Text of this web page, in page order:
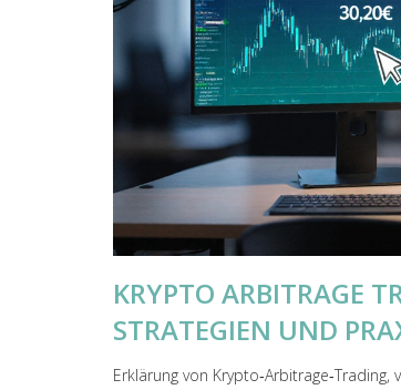
KRYPTO ARBITRAGE
STRATEGIEN UND
Erklärung von